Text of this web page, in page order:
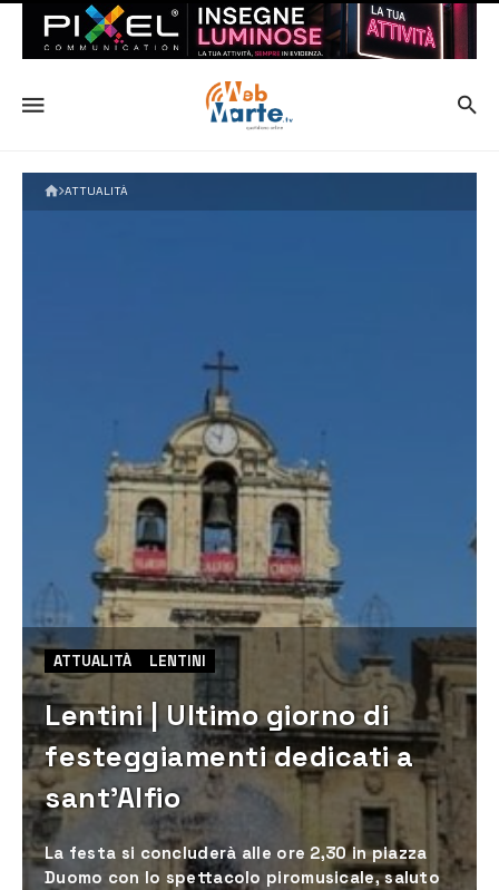
ATTUALITÀ
ATTUALITÀ LENTINI
Lentini | Ultimo giorno di
festeggiamenti dedicati a
sant’Alfio
La festa si concluderà alle ore 2,30 in piazza
Duomo con lo spettacolo piromusicale, saluto